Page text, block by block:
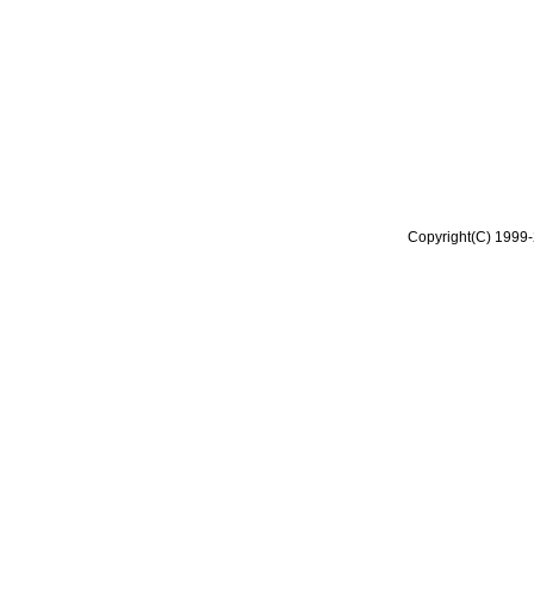
Copyright(C)